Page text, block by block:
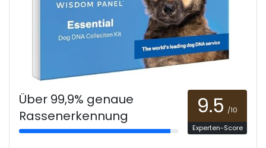
Über 99,9% genaue
Rassenerkennung
9.5 /10
Experten-Score